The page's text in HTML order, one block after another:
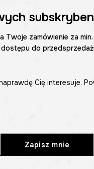
zamówienie za
do
Cię interesuje.
Zapisz mnie